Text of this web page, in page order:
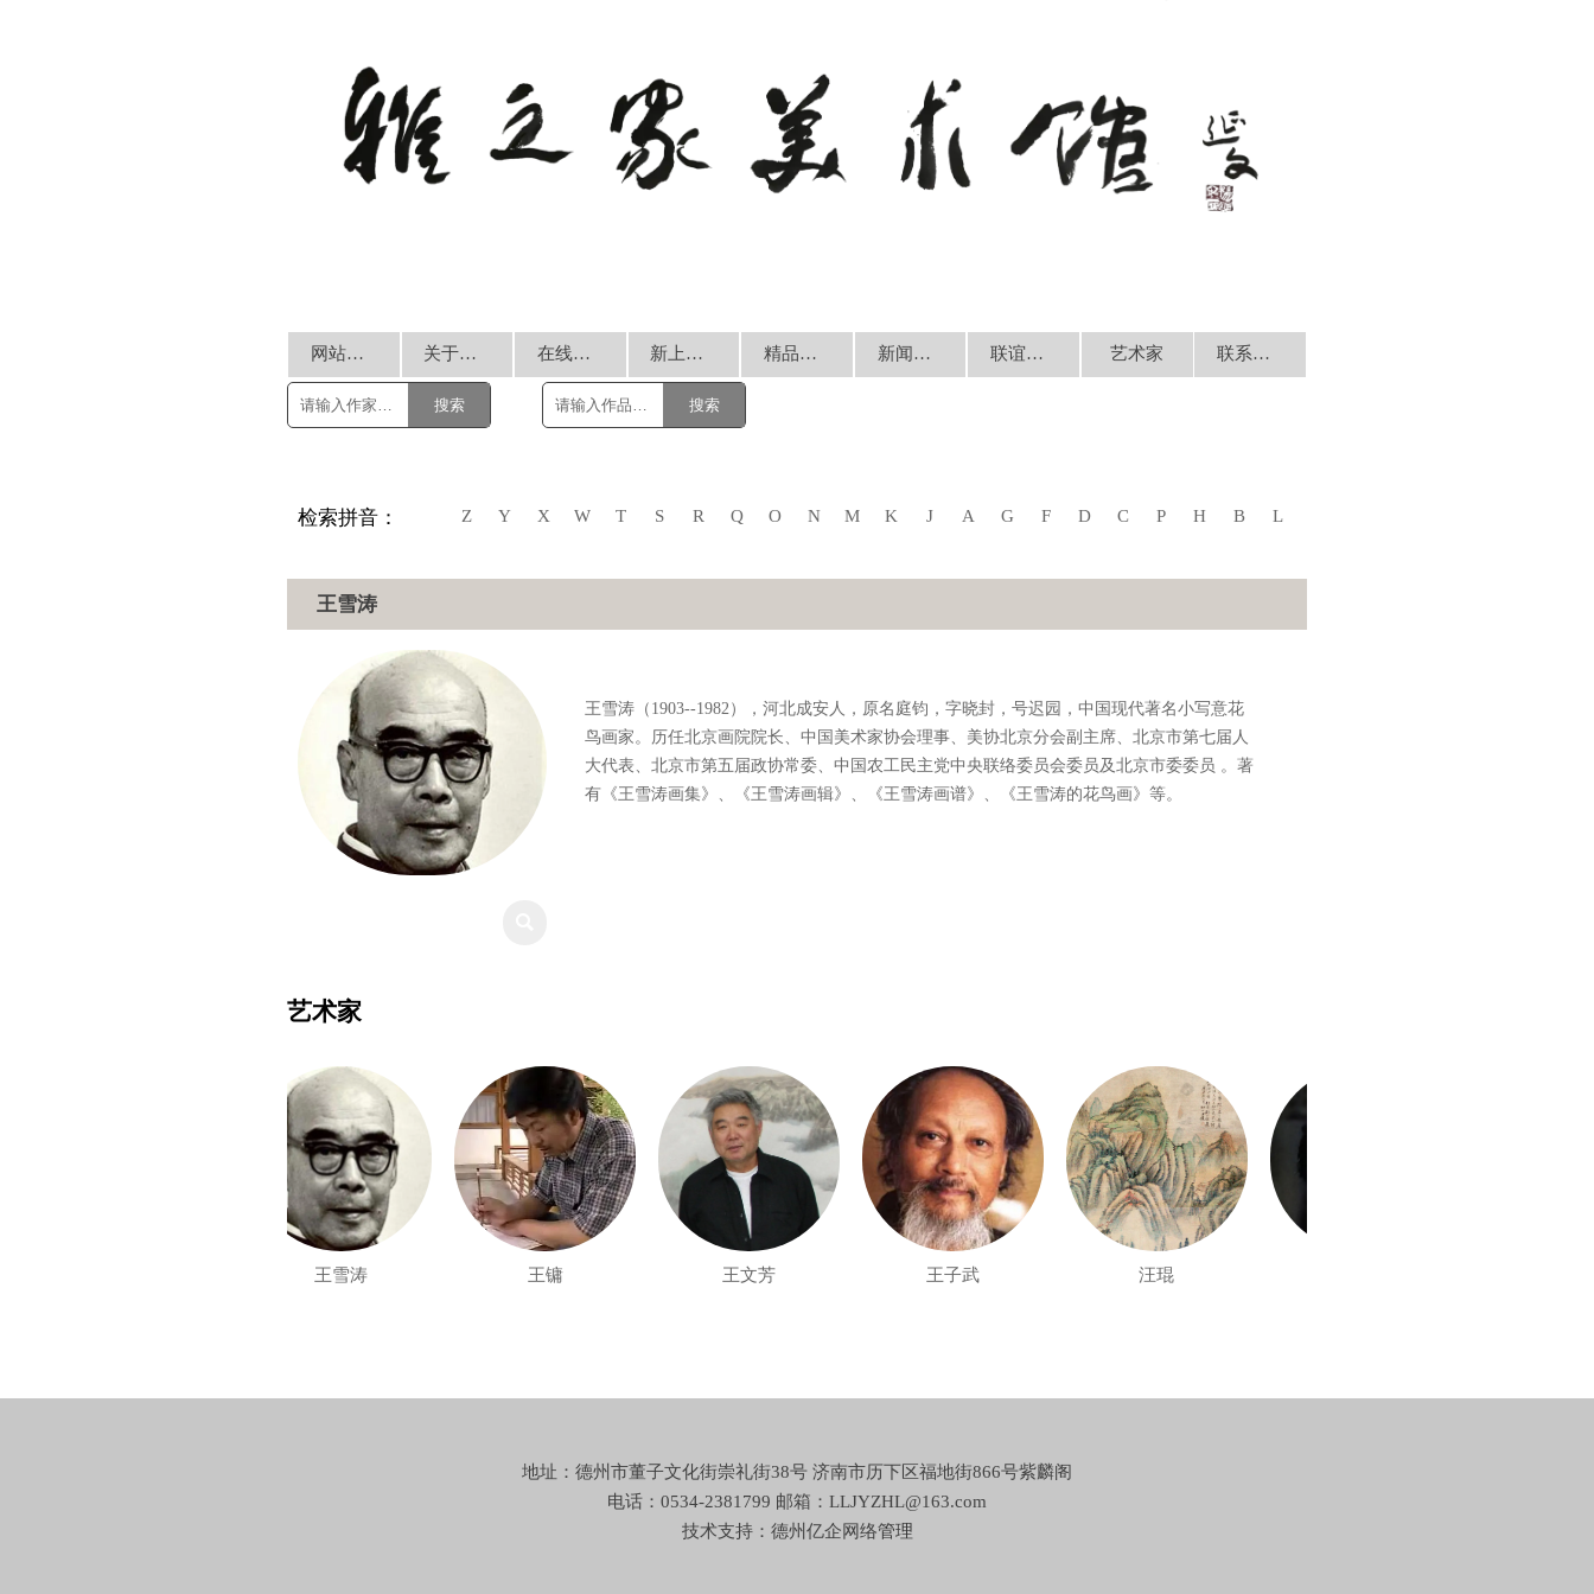
网站首页 关于我们 在线销售 新上书画 精品回放 新闻动态 联谊交流 艺术家 联系我们
搜索 搜索
检索拼音： Z Y X W T S R Q O N M K J A G F D C P H B L
王雪涛
王雪涛（1903--1982），河北成安人，原名庭钧，字晓封，号迟园，中国现代著名小写意花
鸟画家。历任北京画院院长、中国美术家协会理事、美协北京分会副主席、北京市第七届人
大代表、北京市第五届政协常委、中国农工民主党中央联络委员会委员及北京市委委员 。著
有《王雪涛画集》、《王雪涛画辑》、《王雪涛画谱》、《王雪涛的花鸟画》等。
艺术家
王雪涛 王文芳 王子武
地址：德州市董子文化街崇礼街38号 济南市历下区福地街866号紫麟阁
电话：0534-2381799 邮箱：LLJYZHL@163.com
技术支持：德州亿企网络管理